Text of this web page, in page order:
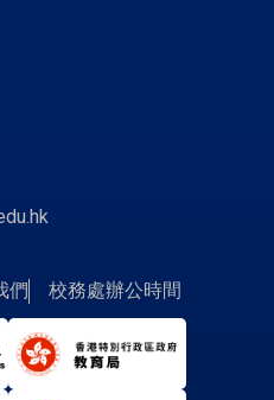
們 校務處辦公時間